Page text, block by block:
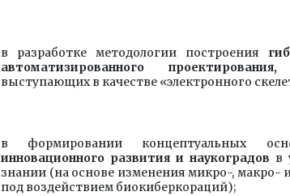
в разработке методологии построения
автоматизированного
выступающих в качестве «электронного
в формировании концептуальных
инновационного развития и наукоградов в
знании (на основе изменения микро-, макро-
под воздействием биокиберкораций);